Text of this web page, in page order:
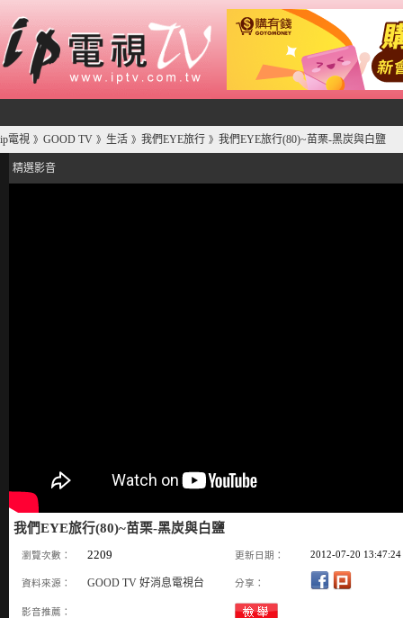
ip電視 》 GOOD TV 》 生活 》 我們EYE旅行 》 我們EYE旅行(80)~苗栗-黑炭與白鹽
精選影音
我們EYE旅行(80)~苗栗-黑炭與白鹽
瀏覽次數： 2209 更新日期： 2012-07-20 13:47:24
資料來源： GOOD TV 好消息電視台 分享：
影音推薦：